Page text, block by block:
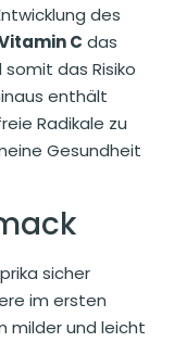
des
C das
das Risiko
enthält
Radikale zu
Gesundheit
sicher
im ersten
milder und leicht